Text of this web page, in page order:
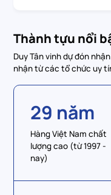
Thành tựu nổi
Duy Tân vinh dự đón
nhận từ các tổ chức uy
29 năm
Hàng Việt Nam chất
lượng cao (từ 1997 -
nay)